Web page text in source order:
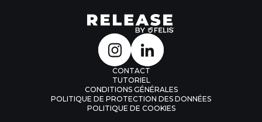
CONTACT
TUTORIEL
CONDITIONS GÉNÉRALES
POLITIQUE DE PROTECTION DES DONNÉES
POLITIQUE DE COOKIES